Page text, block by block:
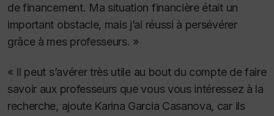
de financement. Ma situation financière était un
important obstacle, mais j’ai réussi à persévérer
grâce à mes professeurs. »
« Il peut s’avérer très utile au bout du compte de faire
savoir aux professeurs que vous vous intéressez à la
recherche, ajoute Karina Garcia Casanova, car ils